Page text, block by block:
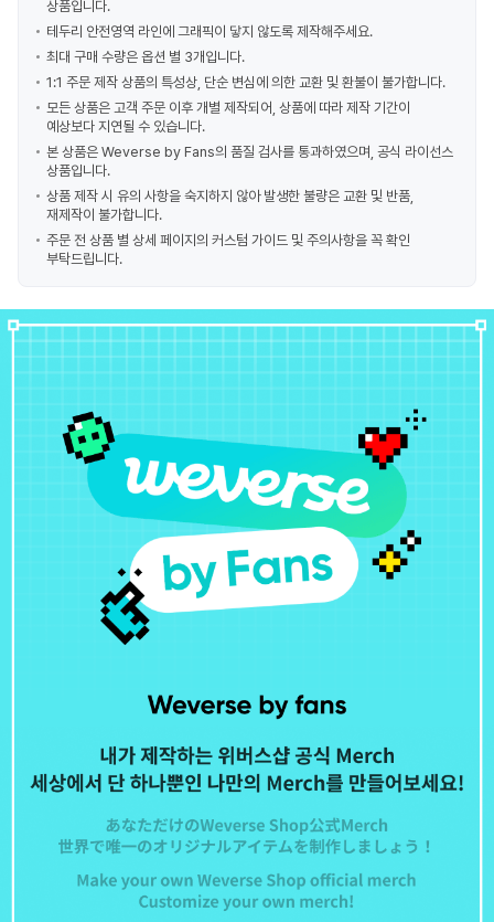
상품입니다.
테두리 안전영역 라인에 그래픽이 닿지 않도록 제작해주세요.
최대 구매 수량은 옵션 별 3개입니다.
1:1 주문 제작 상품의 특성상, 단순 변심에 의한 교환 및 환불이 불가합니다.
모든 상품은 고객 주문 이후 개별 제작되어, 상품에 따라 제작 기간이
예상보다 지연될 수 있습니다.
본 상품은 Weverse by Fans의 품질 검사를 통과하였으며, 공식 라이선스
상품입니다.
상품 제작 시 유의 사항을 숙지하지 않아 발생한 불량은 교환 및 반품,
재제작이 불가합니다.
주문 전 상품 별 상세 페이지의 커스텀 가이드 및 주의사항을 꼭 확인
부탁드립니다.